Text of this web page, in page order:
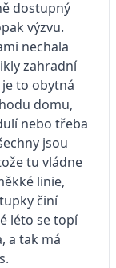
dostupný
výzvu.
nechala
zahradní
to obytná
domu,
nebo třeba
jsou
tu vládne
linie,
činí
léto se topí
a tak má